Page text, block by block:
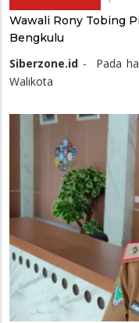
Wawali Rony Tobing
Bengkulu
Siberzone.id - Pada
Walikota